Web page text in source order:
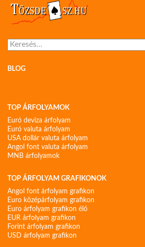
Keresés:
BLOG
TOP ÁRFOLYAMOK
Euró deviza árfolyam
Euró valuta árfolyam
USA dollár valuta árfolyam
Angol font valuta árfolyam
MNB árfolyamok
TOP ÁRFOLYAM GRAFIKONOK
Angol font árfolyam grafikon
Euro középárfolyam grafikon
Euro árfolyam grafikon élő
EUR árfolyam grafikon
Forint árfolyam grafikon
USD árfolyam grafikon